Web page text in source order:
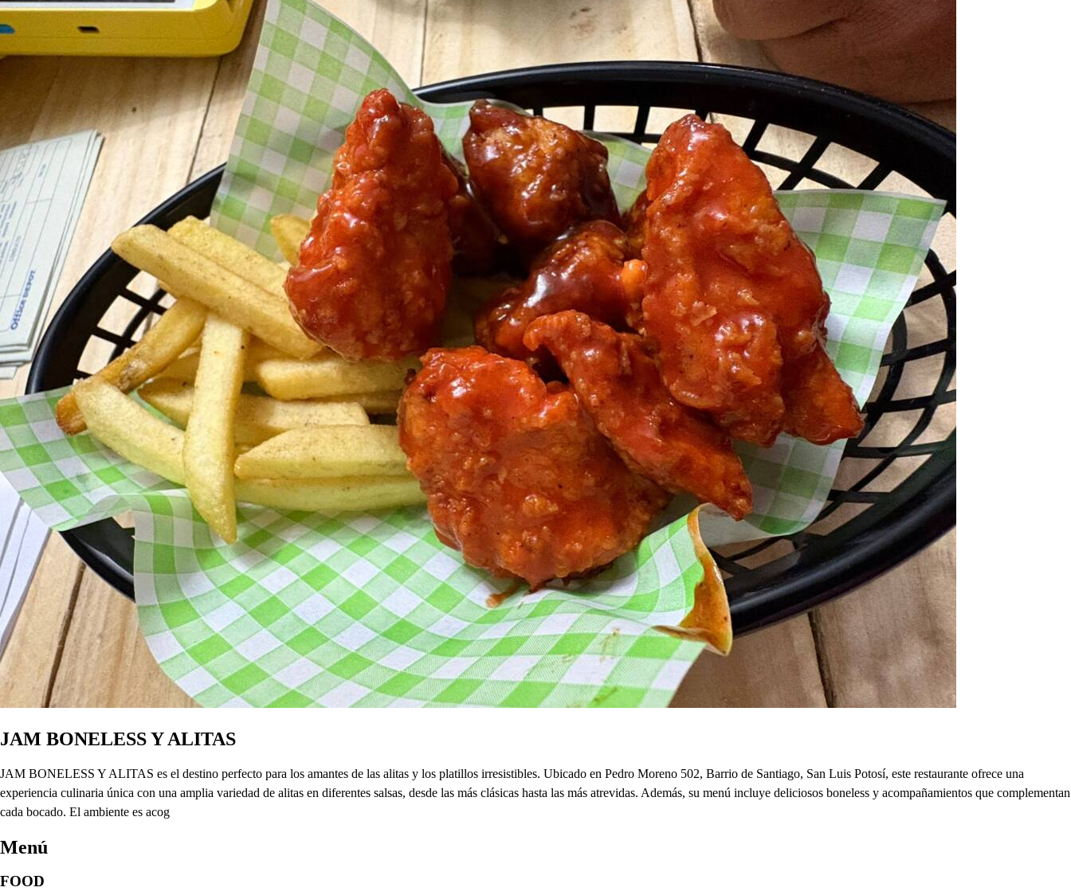
JAM BONELESS Y ALITAS
JAM BONELESS Y ALITAS es el destino perfecto para los amantes de las alitas y los platillos irresistibles. Ubicado en Pedro Moreno 502, Barrio de Santiago, San Luis Potosí, este restaurante ofrece una
experiencia culinaria única con una amplia variedad de alitas en diferentes salsas, desde las más clásicas hasta las más atrevidas. Además, su menú incluye deliciosos boneless y acompañamientos que complementan
cada bocado. El ambiente es acog
Menú
FOOD